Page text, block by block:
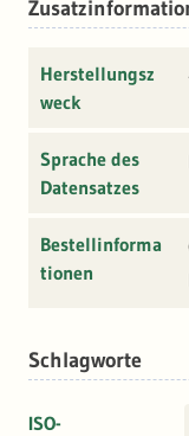
Herstellungsz
weck
Sprache des
Datensatzes
Bestellinforma
tionen
Schlagworte
ISO-